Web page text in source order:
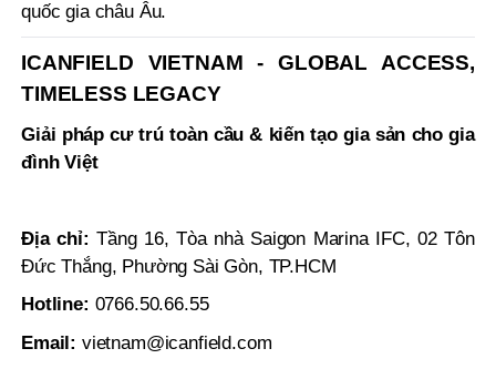
quốc gia châu Âu.
ICANFIELD VIETNAM - GLOBAL ACCESS,
TIMELESS LEGACY
Giải pháp cư trú toàn cầu & kiến tạo gia sản cho gia
đình Việt
Địa chỉ:Tầng 16, Tòa nhà Saigon Marina IFC, 02 Tôn
Đức Thắng, Phường Sài Gòn, TP.HCM
Hotline: 0766.50.66.55
Email: vietnam@icanfield.com